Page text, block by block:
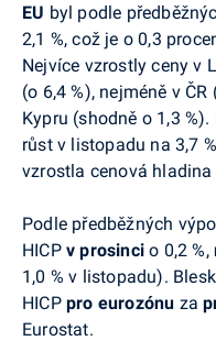
EU byl podle
2,1 %, což je o 0,3
Nejvíce vzrostly ceny v
(o 6,4 %), nejméně v
Kypru (shodně o 1,3
růst v listopadu na 3,7
vzrostla cenová hladina
Podle předběžných
HICP v prosincio 0,2 %,
1,0 % v listopadu).
HICP pro eurozónu za
Eurostat.